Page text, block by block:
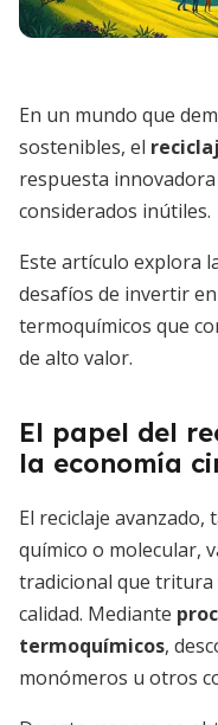
En un mundo que
sostenibles, el
respuesta
considerados inútiles.
Este artículo explora
desafíos de invertir
termoquímicos que
de alto valor.
El papel del
la economía
El reciclaje
químico o molecular,
tradicional que tritura
calidad. Mediante
termoquímicos,
monómeros u otros